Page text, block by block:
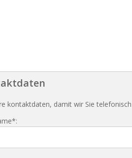
kontaktdaten, damit wir Sie